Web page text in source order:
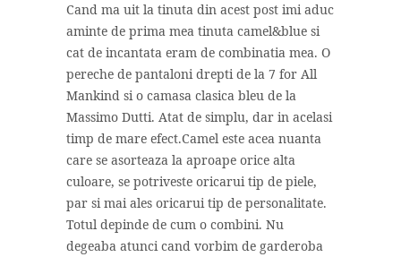
Cand ma uit la tinuta din acest post imi aduc
aminte de prima mea tinuta camel&blue si
cat de incantata eram de combinatia mea. O
pereche de pantaloni drepti de la 7 for All
Mankind si o camasa clasica bleu de la
Massimo Dutti. Atat de simplu, dar in acelasi
timp de mare efect.Camel este acea nuanta
care se asorteaza la aproape orice alta
culoare, se potriveste oricarui tip de piele,
par si mai ales oricarui tip de personalitate.
Totul depinde de cum o combini. Nu
degeaba atunci cand vorbim de garderoba